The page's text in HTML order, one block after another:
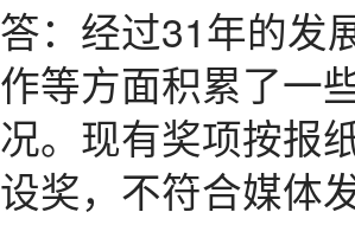
答：经过31年的发
作等方面积累了一
况。现有奖项按报
设奖，不符合媒体